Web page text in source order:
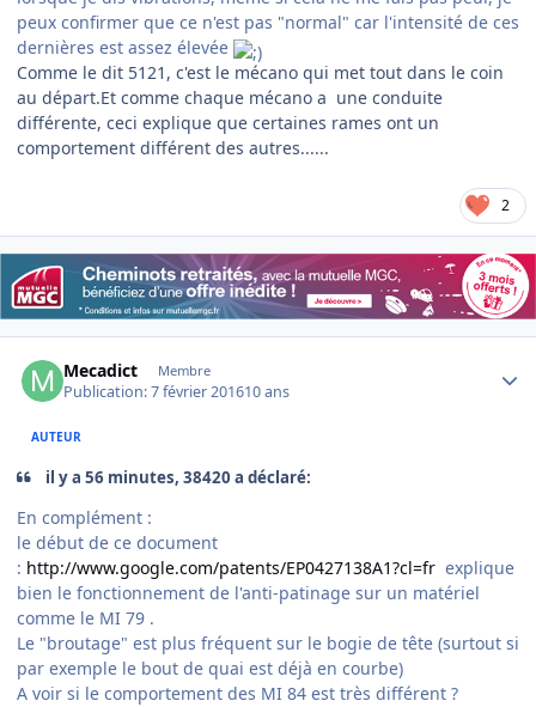
peux confirmer que ce n'est pas "normal" car l'intensité de ces
dernières est assez élevée
Comme le dit 5121, c'est le mécano qui met tout dans le coin
au départ.Et comme chaque mécano a une conduite
différente, ceci explique que certaines rames ont un
comportement différent des autres......
2
Mecadict Membre
Publication:7 février 201610 ans
AUTEUR
il y a 56 minutes, 38420 a déclaré:
En complément :
le début de ce document
: http://www.google.com/patents/EP0427138A1?cl=fr explique
bien le fonctionnement de l'anti-patinage sur un matériel
comme le MI 79 .
Le "broutage" est plus fréquent sur le bogie de tête (surtout si
par exemple le bout de quai est déjà en courbe)
A voir si le comportement des MI 84 est très différent ?